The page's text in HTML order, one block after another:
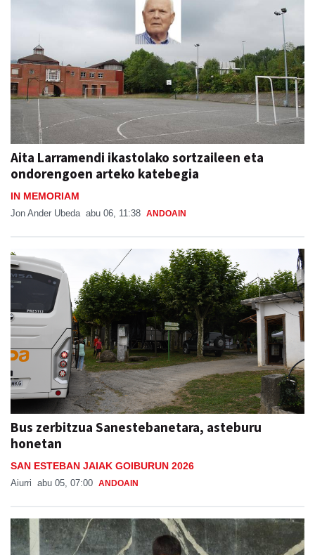
Aita Larramendi ikastolako sortzaileen eta
ondorengoen arteko katebegia
IN MEMORIAM
Jon Ander Ubeda abu 06, 11:38 ANDOAIN
Bus zerbitzua Sanestebanetara, asteburu
honetan
SAN ESTEBAN JAIAK GOIBURUN 2026
Aiurri abu 05, 07:00 ANDOAIN